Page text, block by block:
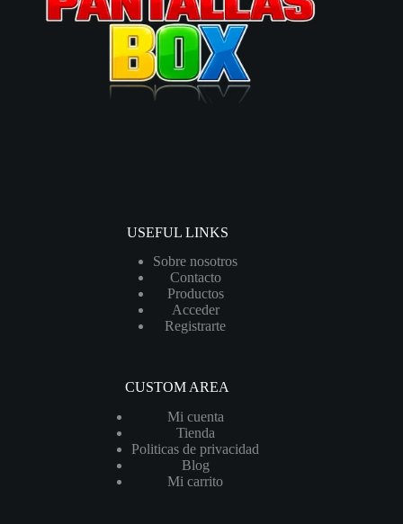
USEFUL LINKS
Sobre nosotros
Contacto
Productos
Acceder
Registrarte
CUSTOM AREA
Mi cuenta
Tienda
Politicas de privacidad
Blog
Mi carrito